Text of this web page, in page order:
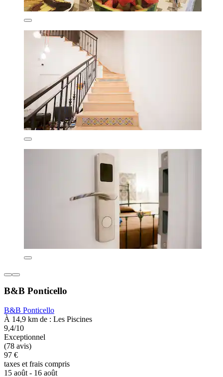
B&B Ponticello
B&B Ponticello
À 14,9 km de : Les Piscines
9,4/10
Exceptionnel
(78 avis)
97 €
taxes et frais compris
15 août - 16 août